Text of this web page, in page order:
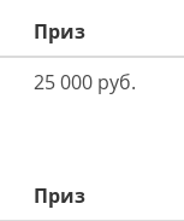
Приз
25 000 руб.
Приз